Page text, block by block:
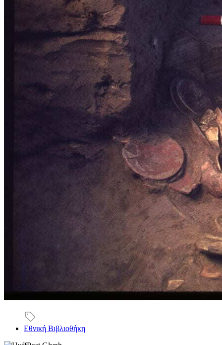
Εθνική Βιβλιοθήκη